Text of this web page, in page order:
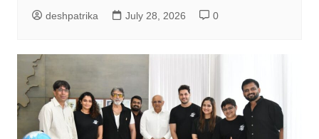
deshpatrika July 28, 2026 0